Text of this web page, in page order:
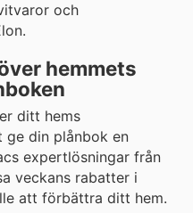
och
hemmets
ditt hems
ge din plånbok en
expertlösningar från
veckans rabatter i
att förbättra ditt hem.